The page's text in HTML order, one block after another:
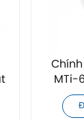
MTi-
quán